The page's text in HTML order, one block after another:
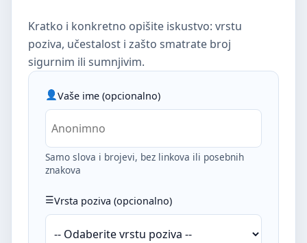
Kratko i konkretno opišite iskustvo: vrstu
poziva, učestalost i zašto smatrate broj
sigurnim ili sumnjivim.
Vaše ime (opcionalno)
Samo slova i brojevi, bez linkova ili posebnih
znakova
Vrsta poziva (opcionalno)